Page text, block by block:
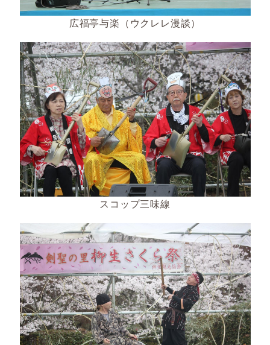
広福亭与楽（ウクレレ漫談）
スコップ三味線